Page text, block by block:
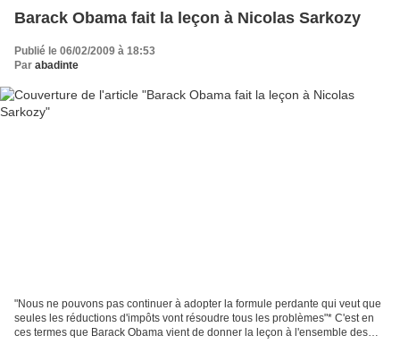
Barack Obama fait la leçon à Nicolas Sarkozy
Publié le 06/02/2009 à 18:53
Par abadinte
"Nous ne pouvons pas continuer à adopter la formule perdante qui veut que
seules les réductions d'impôts vont résoudre tous les problèmes"* C'est en
ces termes que Barack Obama vient de donner la leçon à l'ensemble des